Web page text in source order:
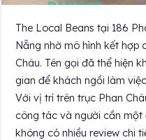
The Local Beans tại 186
Nẵng nhờ mô hình kết
Châu. Tên gọi đã thể hiện
gian để khách ngồi làm
Với vị trí trên trục Phan
công tác và người cần một
không có nhiều review chi